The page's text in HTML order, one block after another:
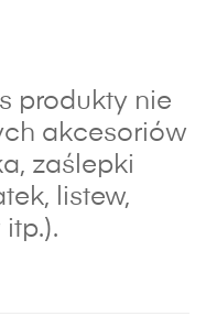
produkty nie
akcesoriów
zaślepki
listew,